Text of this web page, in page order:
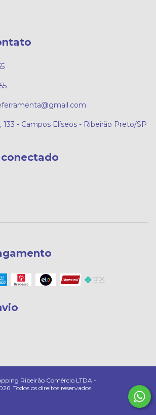
133 - Campos Elíseos - Ribeirão Preto/SP
Ribeirão Comércio LTDA -
Todos os direitos reservados.